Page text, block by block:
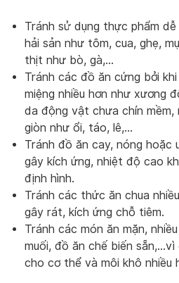
Tránh sử dụng thực phẩm
hải sản như tôm, cua, ghẹ,
thịt như bò, gà,…
Tránh các đồ ăn cứng bởi
miệng nhiều hơn như xương
da động vật chưa chín
giòn như ổi, táo, lê,…
Tránh đồ ăn cay, nóng hoặc
gây kích ứng, nhiệt độ cao
định hình.
Tránh các thức ăn chua
gây rát, kích ứng chỗ tiêm.
Tránh các món ăn mặn,
muối, đồ ăn chế biến
cho cơ thể và môi khô nhiều